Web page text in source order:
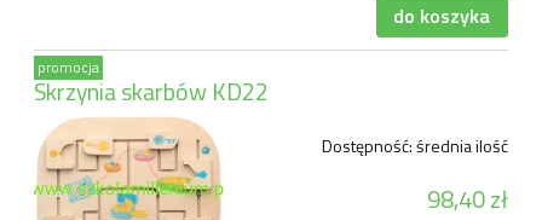
do koszyka
Skrzynia skarbów KD22
Dostępność:średnia ilość
98,40 zł
promocja